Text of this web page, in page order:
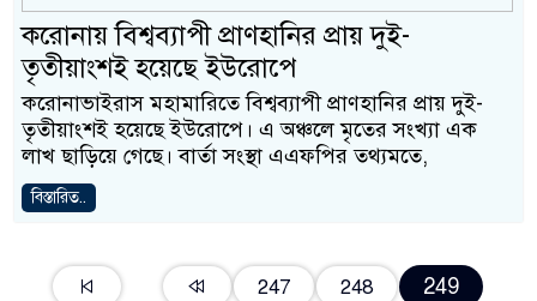
করোনায় বিশ্বব্যাপী প্রাণহানির প্রায় দুই-
তৃতীয়াংশই হয়েছে ইউরোপে
করোনাভাইরাস মহামারিতে বিশ্বব্যাপী প্রাণহানির প্রায় দুই-
তৃতীয়াংশই হয়েছে ইউরোপে। এ অঞ্চলে মৃতের সংখ্যা এক
লাখ ছাড়িয়ে গেছে। বার্তা সংস্থা এএফপির তথ্যমতে,
বিস্তারিত..
247 248 249